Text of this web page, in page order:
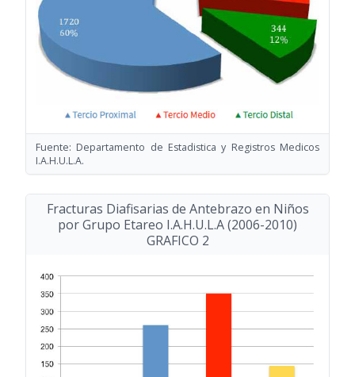
Fuente: Departamento de Estadistica y Registros Medicos
I.A.H.U.L.A.
Fracturas Diafisarias de Antebrazo en Niños
por Grupo Etareo I.A.H.U.L.A(2006-2010)
GRAFICO 2